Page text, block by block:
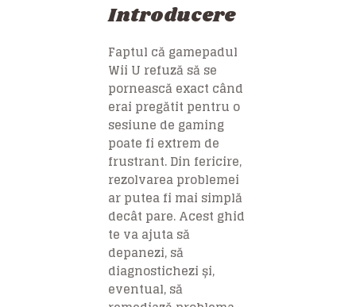
Introducere
Faptul că gamepadul
Wii U refuză să se
pornească exact când
erai pregătit pentru o
sesiune de gaming
poate fi extrem de
frustrant. Din fericire,
rezolvarea problemei
ar putea fi mai simplă
decât pare. Acest ghid
te va ajuta să
depanezi, să
diagnostichezi și,
eventual, să